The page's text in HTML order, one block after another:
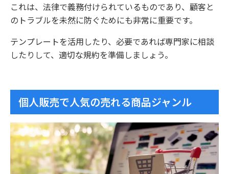
これは、法律で義務付けられているものであり、顧客と
のトラブルを未然に防ぐためにも非常に重要です。
テンプレートを活用したり、必要であれば専門家に相談
したりして、適切な規約を準備しましょう。
個人販売で人気の売れる商品ジャンル